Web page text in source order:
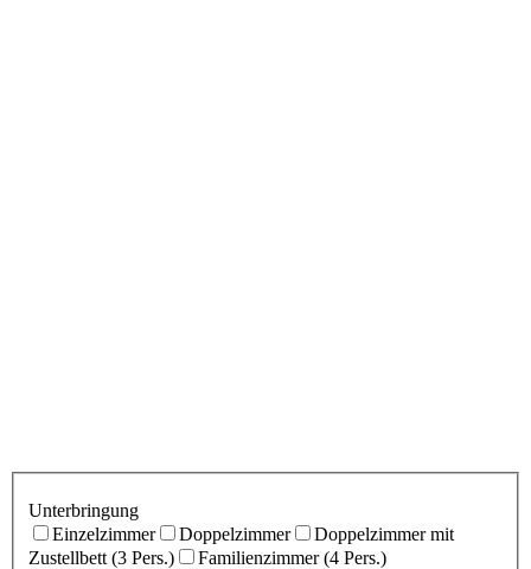
Unterbringung
Einzelzimmer
Doppelzimmer
Doppelzimmer mit
Zustellbett (3 Pers.)
Familienzimmer (4 Pers.)